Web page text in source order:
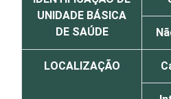
UNIDADE BÁSICA
DE SAÚDE
LOCALIZAÇÃO